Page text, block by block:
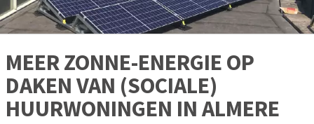
MEER ZONNE-ENERGIE OP
DAKEN VAN (SOCIALE)
HUURWONINGEN IN ALMERE